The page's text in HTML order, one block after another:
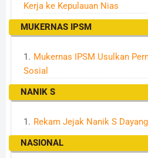
Kerja ke Kepulauan Nias
MUKERNAS IPSM
Mukernas IPSM Usulkan
Sosial
NANIK S
Rekam Jejak Nanik S
NASIONAL